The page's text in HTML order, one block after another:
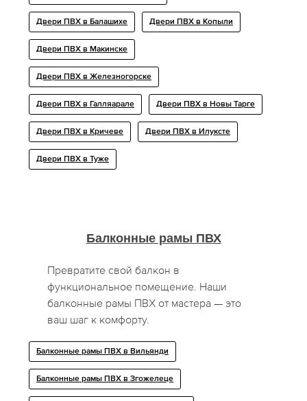
Двери ПВХ в Балашихе Двери ПВХ в Копыли
Двери ПВХ в Макинске
Двери ПВХ в Железногорске
Двери ПВХ в Галляарале Двери ПВХ в Новы Тарге
Двери ПВХ в Кричеве Двери ПВХ в Илуксте
Двери ПВХ в Туже
Балконные рамы ПВХ
Превратите свой балкон в
функциональное помещение. Наши
балконные рамы ПВХ от мастера — это
ваш шаг к комфорту.
Балконные рамы ПВХ в Вильянди
Балконные рамы ПВХ в Згожелеце